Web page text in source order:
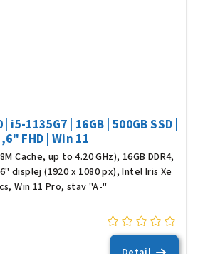
1135G7 | 16GB | 500GB SSD |
FHD | Win 11
Cache, up to 4.20 GHz), 16GB DDR4,
displej (1920 x 1080 px), Intel Iris Xe
Win 11 Pro, stav "A-"